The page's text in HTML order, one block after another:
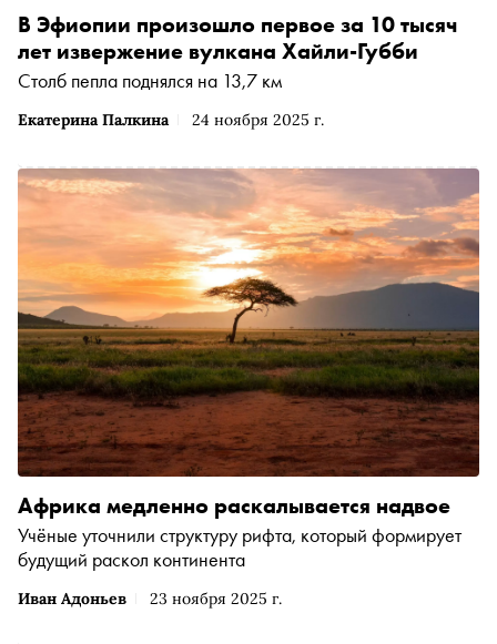
Екатерина Палкина 24 ноября 2025 г.
В Эфиопии произошло первое за 10 тысяч
лет извержение вулкана Хайли-Губби
Столб пепла поднялся на 13,7 км
Иван Адоньев 23 ноября 2025 г.
Африка медленно раскалывается надвое
Учёные уточнили структуру рифта, который формирует
будущий раскол континента